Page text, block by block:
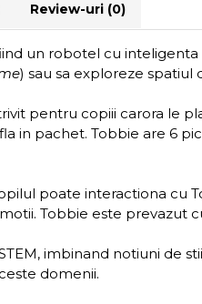
Review-uri (0)
un robotel cu
) sau sa exploreze spatiul
pentru copiii carora le
in pachet. Tobbie are 6
poate interactiona cu
Tobbie este prevazut
imbinand notiuni de
domenii.